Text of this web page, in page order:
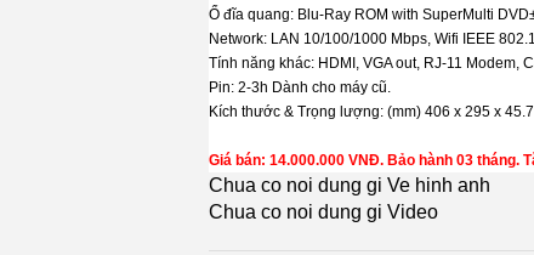
Ổ đĩa quang: Blu-Ray ROM with SuperMulti
Network: LAN 10/100/1000 Mbps, Wifi IEEE
Tính năng khác: HDMI, VGA out, RJ-11 Modem,
Pin: 2-3h Dành cho máy cũ.
Kích thước & Trọng lượng: (mm) 406 x 295 x 45.7
Giá bán: 14.000.000 VNĐ. Bảo hành 03 tháng.
Chua co noi dung gi Ve hinh anh
Chua co noi dung gi Video